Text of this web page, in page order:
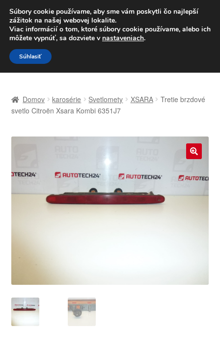
DOPRAVA od 6 EUR
Po–Pi 09:00–16:00 233 221 276
Preskočiť
na
navigáciu
Preskočiť
na
obsah
Celosvetová preprava
Platby
Domov karosérie Svetlomety XSARA
Tretie brzdové
svetlo Citroën Xsara Kombi 6351J7
Súbory cookie používame, aby sme vám poskytli čo najlepší
zážitok na našej webovej lokalite.
Viac informácií o tom, ktoré súbory cookie používame, alebo ich
môžete vypnúť, sa dozviete v nastaveniach.
Súhlasiť